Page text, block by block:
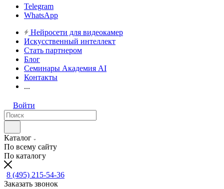
Telegram
WhatsApp
Нейросети для видеокамер
Искусственный интеллект
Стать партнером
Блог
Семинары Академия AI
Контакты
...
Войти
Каталог
По всему сайту
По каталогу
8 (495) 215-54-36
Заказать звонок